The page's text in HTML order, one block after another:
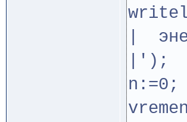
|
|');
n:=0;